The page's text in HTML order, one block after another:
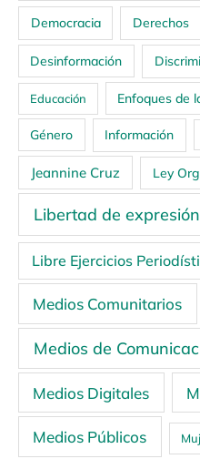
Democracia Derechos
Desinformación
Educación Enfoques de
Género Información
Jeannine Cruz Ley
Libertad de expresión
Libre Ejercicios
Medios Comunitarios
Medios de
Medios Digitales
Medios Públicos